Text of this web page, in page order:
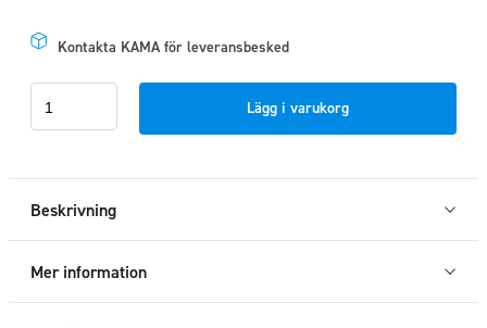
Kontakta KAMA för leveransbesked
Sprinter
L1H1
Lägg i varukorg
Beskrivning
Mer information